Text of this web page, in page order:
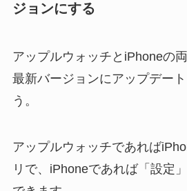
ジョンにする
アップルウォッチとiPhoneの
最新バージョンにアップデー
う。
アップルウォッチであれば
リで、iPhoneであれば「設定